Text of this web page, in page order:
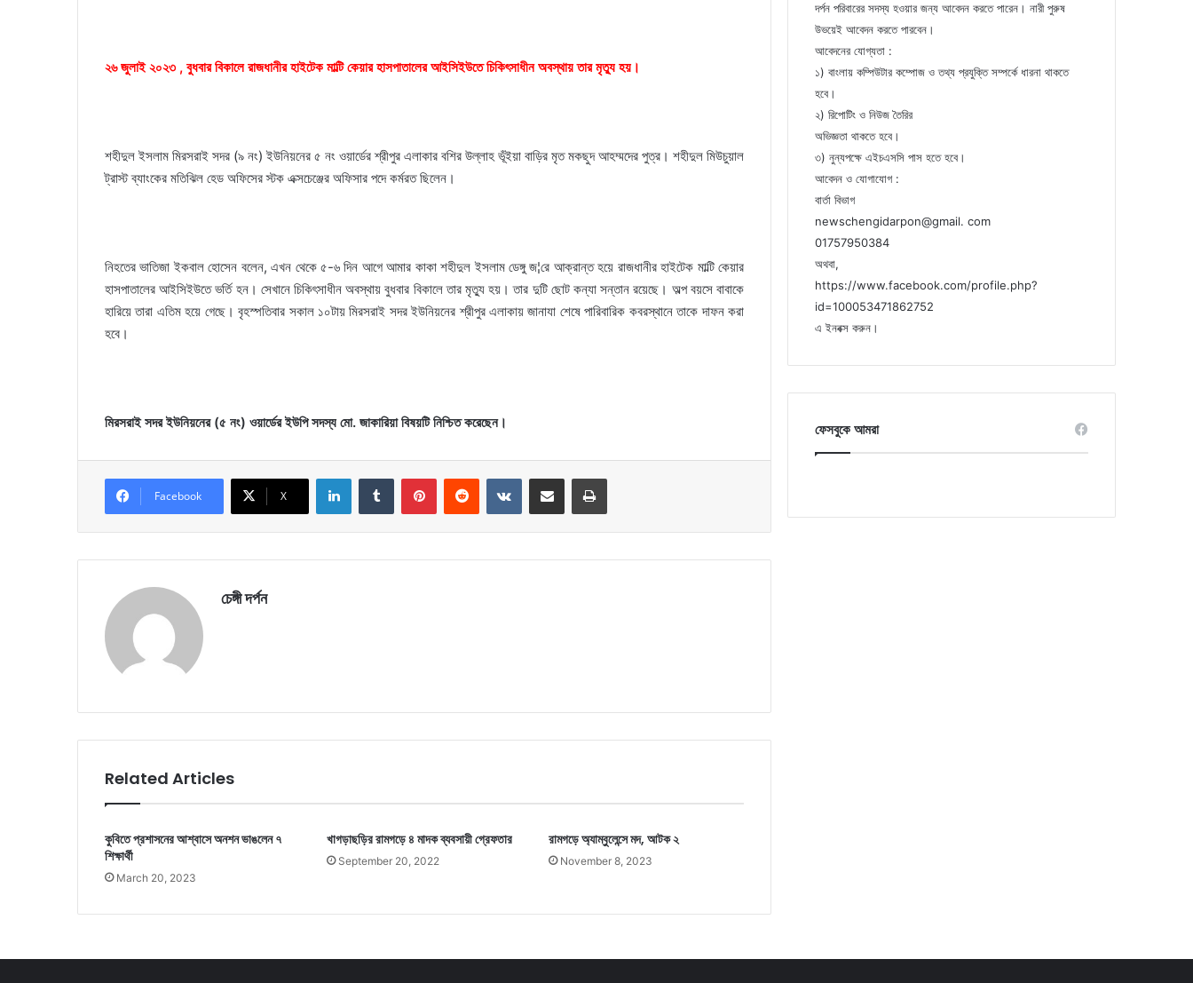
২৬ জুলাই ২০২৩ , বুধবার বিকালে রাজধানীর হাইটেক মাল্টি কেয়ার হাসপাতালের আইসিইউতে চিকিৎসাধীন অবস্থায় তার মৃত্যু হয়।
শহীদুল ইসলাম মিরসরাই সদর (৯ নং) ইউনিয়নের ৫ নং ওয়ার্ডের শ্রীপুর এলাকার বশির উল্লাহ ভূঁইয়া বাড়ির মৃত মকছুদ আহম্মদের পুত্র। শহীদুল মিউচুয়াল
ট্রাস্ট ব্যাংকের মতিঝিল হেড অফিসের স্টক এক্সচেঞ্জের অফিসার পদে কর্মরত ছিলেন।
নিহতের ভাতিজা ইকবাল হোসেন বলেন, এখন থেকে ৫-৬ দিন আগে আমার কাকা শহীদুল ইসলাম ডেঙ্গু জ¦রে আক্রান্ত হয়ে রাজধানীর হাইটেক মাল্টি কেয়ার
হাসপাতালের আইসিইউতে ভর্তি হন। সেখানে চিকিৎসাধীন অবস্থায় বুধবার বিকালে তার মৃত্যু হয়। তার দুটি ছোট কন্যা সন্তান রয়েছে। অল্প বয়সে বাবাকে
হারিয়ে তারা এতিম হয়ে গেছে। বৃহস্পতিবার সকাল ১০টায় মিরসরাই সদর ইউনিয়নের শ্রীপুর এলাকায় জানাযা শেষে পারিবারিক কবরস্থানে তাকে দাফন করা
হবে।
মিরসরাই সদর ইউনিয়নের (৫ নং) ওয়ার্ডের ইউপি সদস্য মো. জাকারিয়া বিষয়টি নিশ্চিত করেছেন।
Facebook X
LinkedInTumblr PinterestReddit VKontakteShare via Email Print
চেঙ্গী দর্পন
Related Articles
কুবিতে প্রশাসনের আশ্বাসে অনশন ভাঙলেন ৭
শিক্ষার্থী
March 20, 2023
খাগড়াছড়ির রামগড়ে ৪ মাদক ব্যবসায়ী গ্রেফতার
September 20, 2022
রামগড়ে অ্যাম্বুলেন্সে মদ, আটক ২
November 8, 2023
দর্পন পরিবারের সদস্য হওয়ার জন্য আবেদন করতে পারেন। নারী পুরুষ
উভয়েই আবেদন করতে পারবেন।
আবেদনের যোগ্যতা :
১) বাংলায় কম্পিউটার কম্পোজ ও তথ্য প্রযুক্তি সম্পর্কে ধারনা থাকতে
হবে।
২) রিপোটিং ও নিউজ তৈরির
অভিজ্ঞতা থাকতে হবে।
৩) নুন্যপক্ষে এইচএসসি পাস হতে হবে।
আবেদন ও যোগাযোগ :
বার্তা বিভাগ
newschengidarpon@gmail. com
01757950384
অথবা,
https://www.facebook.com/profile.php?
id=100053471862752
এ ইনবক্স করুন।
ফেসবুকে আমরা